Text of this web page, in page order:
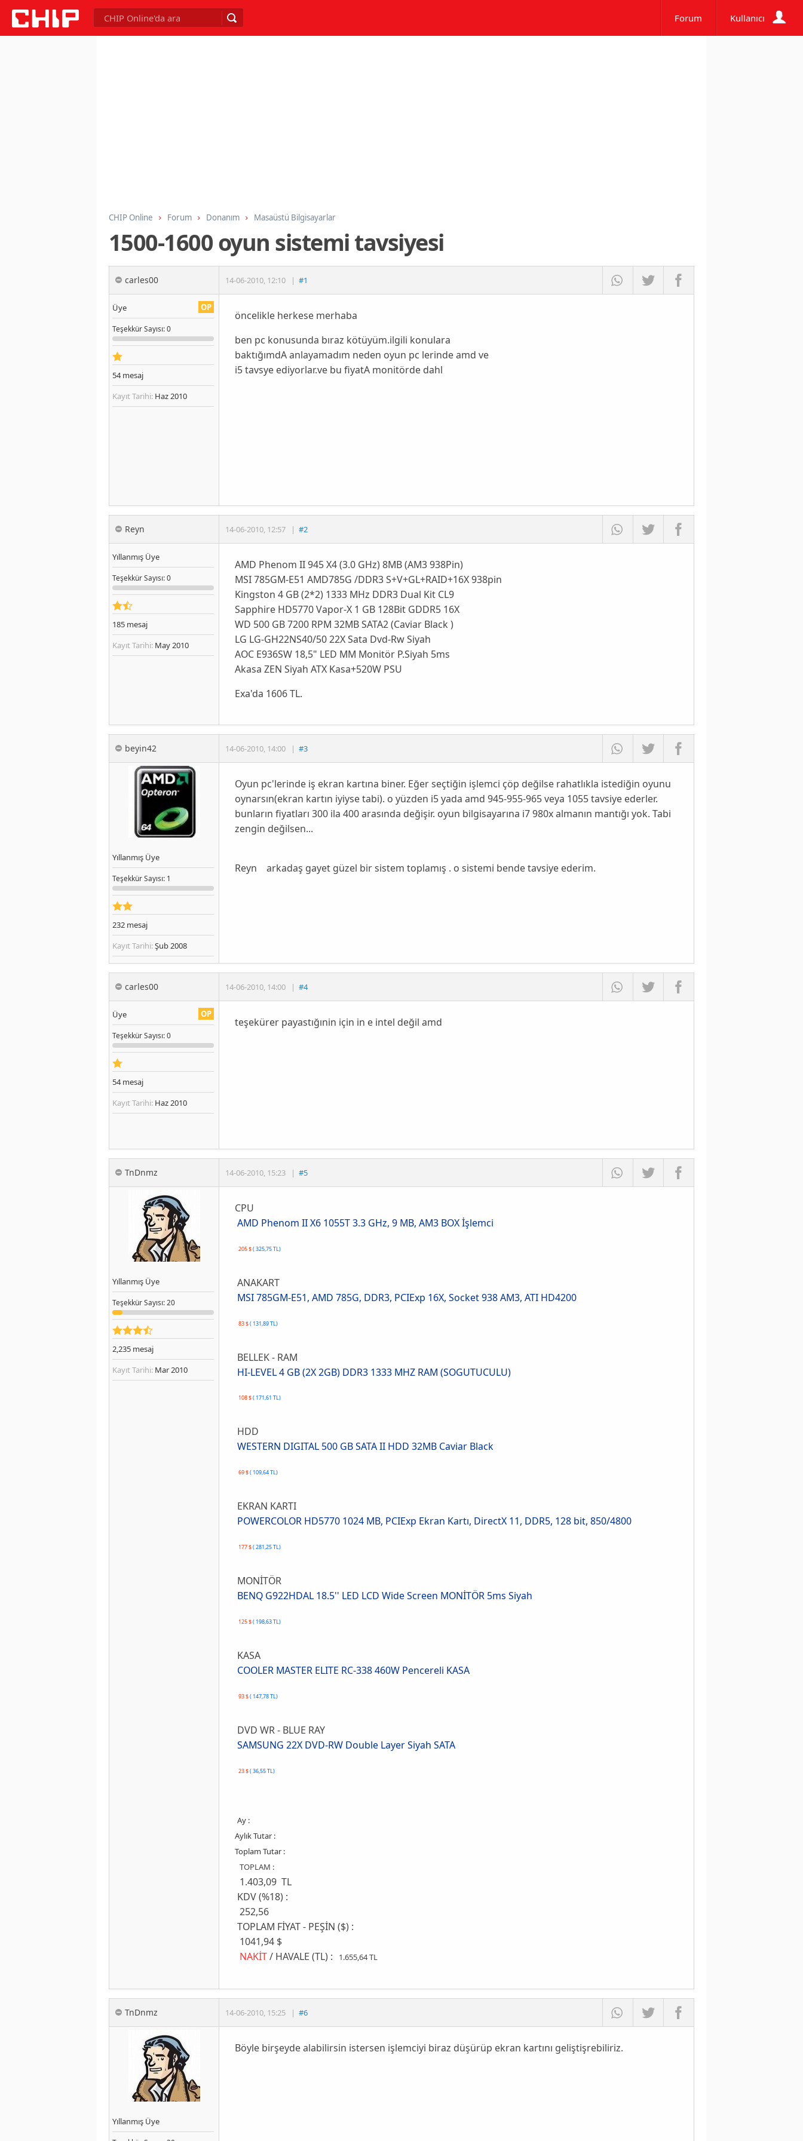
Forum Kullanıcı
CHIP Online Forum Donanım Masaüstü Bilgisayarlar
1500-1600 oyun sistemi tavsiyesi
carles00 14-06-2010, 12:10 | #1
OP
Üye
TeşekkürSayısı: 0
54mesaj
Kayıt Tarihi: Haz 2010
öncelikle herkese merhaba
ben pc konusunda bıraz kötüyüm.ilgili konulara
baktığımdA anlayamadım neden oyun pc lerinde amd ve
i5 tavsye ediyorlar.ve bu fiyatA monitörde dahl
Reyn 14-06-2010, 12:57 | #2
Yıllanmış Üye
TeşekkürSayısı: 0
185 mesaj
Kayıt Tarihi: May 2010
AMD Phenom II 945 X4 (3.0 GHz) 8MB (AM3 938Pin)
MSI 785GM-E51 AMD785G /DDR3 S+V+GL+RAID+16X 938pin
Kingston 4 GB (2*2) 1333 MHz DDR3 Dual Kit CL9
Sapphire HD5770 Vapor-X 1 GB 128Bit GDDR5 16X
WD 500 GB 7200 RPM 32MB SATA2 (Caviar Black )
LG LG-GH22NS40/50 22X Sata Dvd-Rw Siyah
AOC E936SW 18,5" LED MM Monitör P.Siyah 5ms
Akasa ZEN Siyah ATX Kasa+520W PSU
Exa'da 1606 TL.
beyin42 14-06-2010, 14:00 | #3
Yıllanmış Üye
TeşekkürSayısı: 1
232 mesaj
Kayıt Tarihi:Şub 2008
Oyun pc'lerinde iş ekran kartına biner. Eğer seçtiğin işlemci çöp değilse rahatlıkla istediğin oyunu
oynarsın(ekran kartın iyiyse tabi). o yüzden i5 yada amd 945-955-965 veya 1055 tavsiye ederler.
bunların fiyatları 300 ila 400 arasında değişir. oyun bilgisayarına i7 980x almanın mantığı yok. Tabi
zengin değilsen...
Reyn arkadaş gayet güzel bir sistem toplamış . o sistemi bende tavsiye ederim.
carles00 14-06-2010, 14:00 | #4
OP
Üye
TeşekkürSayısı: 0
54mesaj
Kayıt Tarihi: Haz 2010
teşekürer payastığınin için in e intel değil amd
TnDnmz 14-06-2010, 15:23 | #5
Yıllanmış Üye
TeşekkürSayısı: 20
2,235 mesaj
Kayıt Tarihi: Mar 2010
CPU
AMD Phenom II X6 1055T 3.3 GHz, 9 MB, AM3 BOX İşlemci
205 $( 325,75 TL)
ANAKART
MSI 785GM-E51, AMD 785G, DDR3, PCIExp 16X, Socket 938 AM3, ATI HD4200
83 $( 131,89 TL)
BELLEK - RAM
HI-LEVEL 4 GB (2X 2GB) DDR3 1333 MHZ RAM (SOGUTUCULU)
108 $( 171,61 TL)
HDD
WESTERN DIGITAL 500 GB SATA II HDD 32MB Caviar Black
69 $( 109,64 TL)
EKRAN KARTI
POWERCOLOR HD5770 1024 MB, PCIExp Ekran Kartı, DirectX 11, DDR5, 128 bit, 850/4800
177 $( 281,25 TL)
MONİTÖR
BENQ G922HDAL 18.5'' LED LCD Wide Screen MONİTÖR 5ms Siyah
125 $( 198,63 TL)
KASA
COOLER MASTER ELITE RC-338 460W Pencereli KASA
93 $( 147,78 TL)
DVD WR - BLUE RAY
SAMSUNG 22X DVD-RW Double Layer Siyah SATA
23 $( 36,55 TL)
Ay :
Aylık Tutar :
Toplam Tutar :
TOPLAM :
1.403,09 TL
KDV (%18) :
252,56
TOPLAM FİYAT - PEŞİN ($) :
1041,94 $
NAKİT/ HAVALE (TL) : 1.655,64 TL
TnDnmz 14-06-2010, 15:25 | #6
Yıllanmış Üye
Böyle birşeyde alabilirsin istersen işlemciyi biraz düşürüp ekran kartını geliştişrebiliriz.